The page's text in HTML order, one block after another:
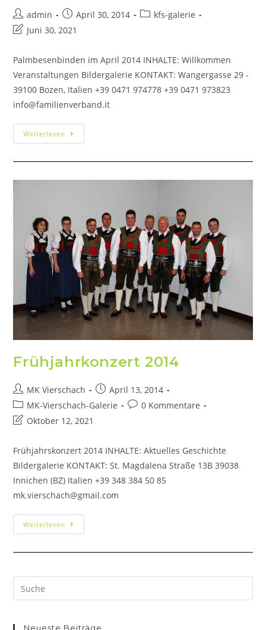
admin April 30, 2014
kfs-galerie
Juni 30, 2021
Palmbesenbinden im April 2014 INHALTE: Willkommen
Veranstaltungen Bildergalerie KONTAKT: Wangergasse 29 -
39100 Bozen, Italien +39 0471 974778 +39 0471 973823
info@familienverband.it
Weiterlesen
Frühjahrkonzert 2014
MK Vierschach
April 13, 2014
MK-Vierschach-Galerie
0 Kommentare
Oktober 12, 2021
Frühjahrskonzert 2014 INHALTE: Aktuelles Geschichte
Bildergalerie KONTAKT: St. Magdalena Straße 13B 39038
Innichen (BZ) Italien +39 348 384 50 85
mk.vierschach@gmail.com
Weiterlesen
Neueste Beiträge